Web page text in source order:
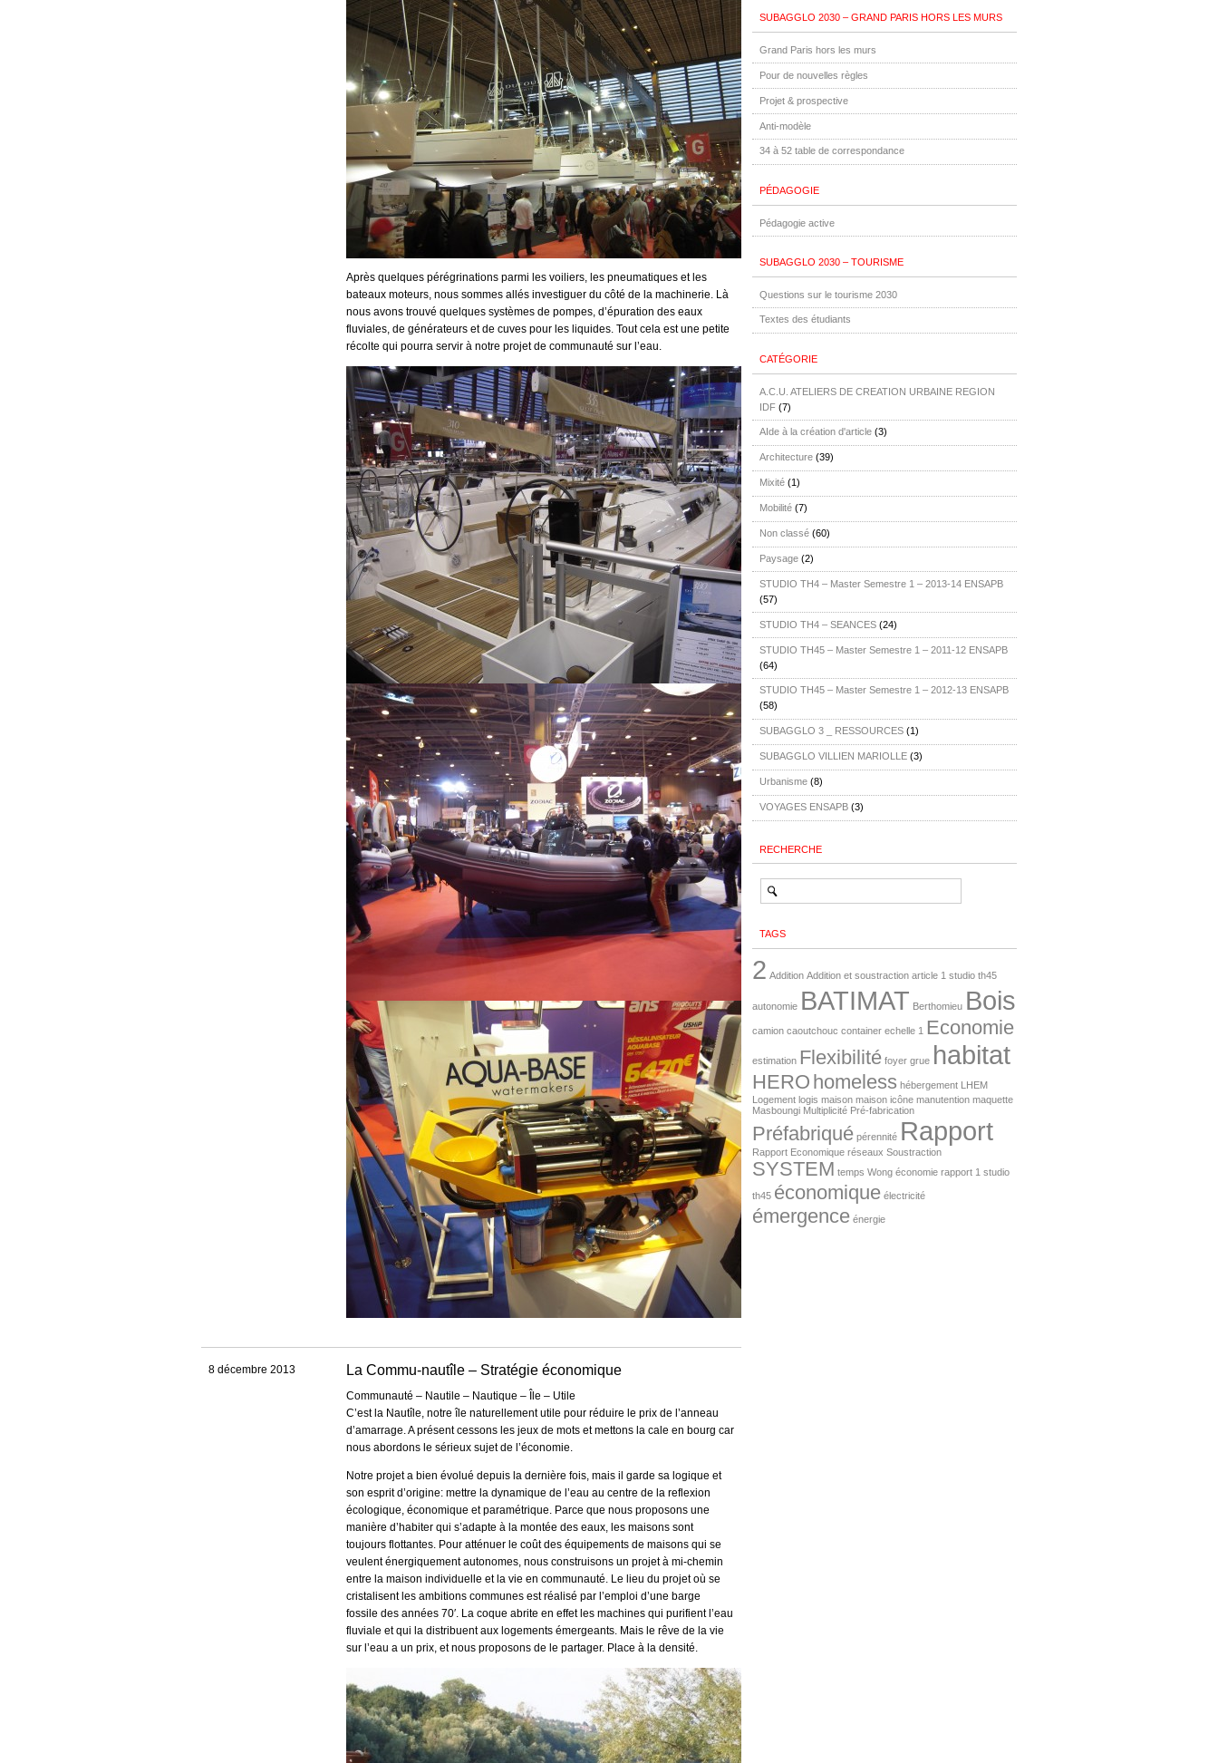
Après quelques pérégrinations parmi les voiliers, les pneumatiques et les
bateaux moteurs, nous sommes allés investiguer du côté de la machinerie. Là
nous avons trouvé quelques systèmes de pompes, d’épuration des eaux
fluviales, de générateurs et de cuves pour les liquides. Tout cela est une petite
récolte qui pourra servir à notre projet de communauté sur l’eau.
8 décembre 2013 La Commu-nautîle – Stratégie économique
Communauté – Nautile – Nautique – Île – Utile
C’est la Nautîle, notre île naturellement utile pour réduire le prix de l’anneau
d’amarrage. A présent cessons les jeux de mots et mettons la cale en bourg car
nous abordons le sérieux sujet de l’économie.
Notre projet a bien évolué depuis la dernière fois, mais il garde sa logique et
son esprit d’origine: mettre la dynamique de l’eau au centre de la reflexion
écologique, économique et paramétrique. Parce que nous proposons une
manière d’habiter qui s’adapte à la montée des eaux, les maisons sont
toujours flottantes. Pour atténuer le coût des équipements de maisons qui se
veulent énergiquement autonomes, nous construisons un projet à mi-chemin
entre la maison individuelle et la vie en communauté. Le lieu du projet où se
cristalisent les ambitions communes est réalisé par l’emploi d’une barge
fossile des années 70′. La coque abrite en effet les machines qui purifient l’eau
fluviale et qui la distribuent aux logements émergeants. Mais le rêve de la vie
sur l’eau a un prix, et nous proposons de le partager. Place à la densité.
SUBAGGLO 2030 – GRAND PARIS HORS LES MURS
Grand Paris hors les murs
Pour de nouvelles règles
Projet & prospective
Anti-modèle
34 à 52 table de correspondance
PÉDAGOGIE
Pédagogie active
SUBAGGLO 2030 – TOURISME
Questions sur le tourisme 2030
Textes des étudiants
CATÉGORIE
A.C.U. ATELIERS DE CREATION URBAINE REGION
IDF (7)
AIde à la création d'article (3)
Architecture (39)
Mixité (1)
Mobilité (7)
Non classé (60)
Paysage (2)
STUDIO TH4 – Master Semestre 1 – 2013-14 ENSAPB
(57)
STUDIO TH4 – SEANCES (24)
STUDIO TH45 – Master Semestre 1 – 2011-12 ENSAPB
(64)
STUDIO TH45 – Master Semestre 1 – 2012-13 ENSAPB
(58)
SUBAGGLO 3 _ RESSOURCES (1)
SUBAGGLO VILLIEN MARIOLLE (3)
Urbanisme (8)
VOYAGES ENSAPB (3)
RECHERCHE
TAGS
2 Addition Addition et soustraction article 1 studio th45
autonomie BATIMAT Berthomieu Bois
camion caoutchouc container echelle 1 Economie
estimation Flexibilité foyer grue habitat
HERO homeless hébergement
LHEM
Logement logis maison maison icône manutention maquette
Masboungi Multiplicité Pré-fabrication
Préfabriqué pérennité Rapport
Rapport Economique réseaux Soustraction
SYSTEM temps Wong économie rapport 1 studio
th45 économique électricité
émergence énergie